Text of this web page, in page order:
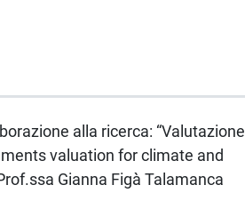
alla ricerca: “Valutazione
valuation for climate and
Gianna Figà Talamanca